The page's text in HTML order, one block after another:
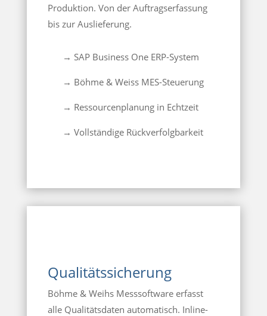
Produktion. Von der Auftragserfassung
bis zur Auslieferung.
→ SAP Business One ERP-System
→ Böhme & Weiss MES-Steuerung
→ Ressourcenplanung in Echtzeit
→ Vollständige Rückverfolgbarkeit
Qualitätssicherung
Böhme & Weihs Messsoftware erfasst
alle Qualitätsdaten automatisch. Inline-